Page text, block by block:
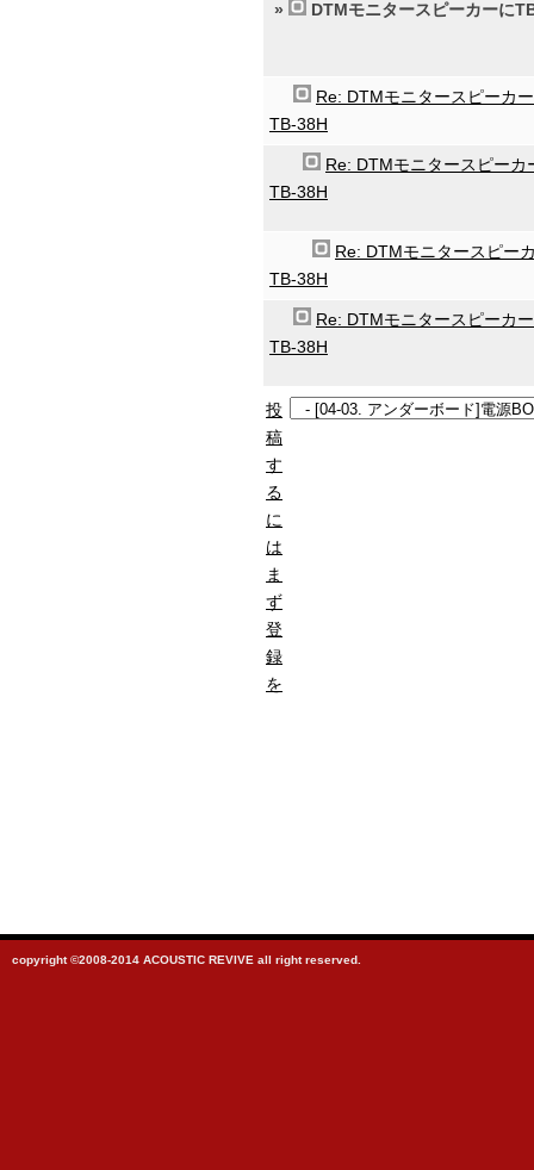
» DTMモニタースピーカーに
Re: DTMモニタースピーカ
TB-38H
Re: DTMモニタースピーカ
TB-38H
Re: DTMモニタースピー
TB-38H
Re: DTMモニタースピーカ
TB-38H
投
稿
す
る
に
は
ま
ず
登
録
を
copyright ©2008-2014 ACOUSTIC REVIVE all right reserved.